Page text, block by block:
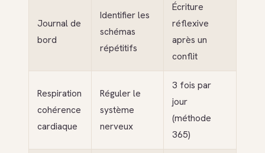
Journal de
bord
Identifier les
schémas
répétitifs
Écriture
réflexive
après un
conflit
Respiration
cohérence
cardiaque
Réguler le
système
nerveux
3 fois par
jour
(méthode
365)